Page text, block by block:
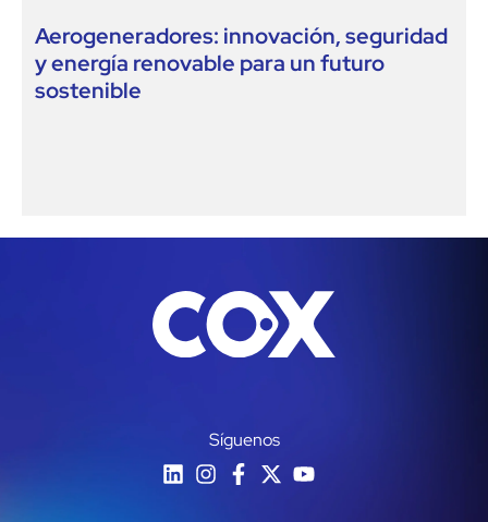
Aerogeneradores: innovación, seguridad
y energía renovable para un futuro
sostenible
Síguenos